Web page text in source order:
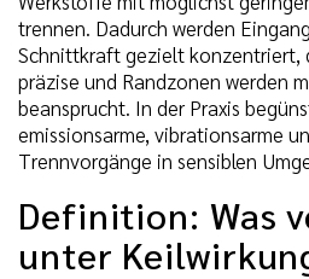
trennen. Dadurch werden
Schnittkraft gezielt konzentriert,
präzise und Randzonen werden
beansprucht. In der Praxis
emissionsarme, vibrationsarme
Trennvorgänge in sensiblen
Definition: Was
unter